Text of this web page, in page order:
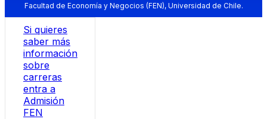
Facultad de Economía y Negocios (FEN), Universidad de Chile.
Si quieres
saber más
información
sobre
carreras
entra a
Admisión
FEN